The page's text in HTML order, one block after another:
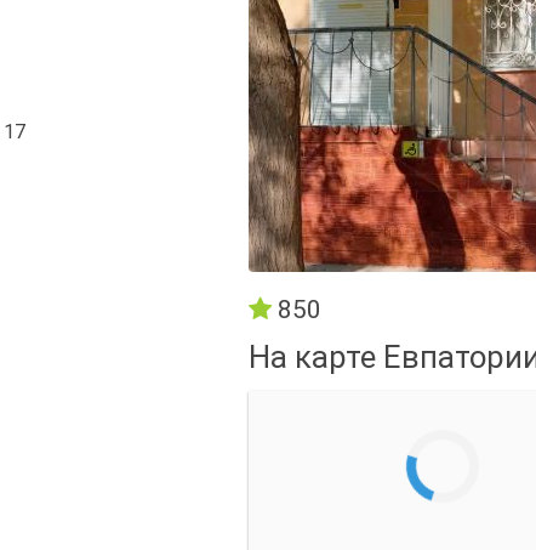
850
На карте